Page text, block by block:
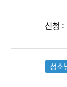
신청
청소